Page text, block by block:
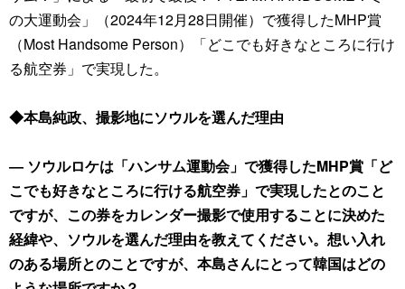
の大運動会」（2024年12月28日開催）で獲得したMHP賞
（Most Handsome Person）「どこでも好きなところに行け
る航空券」で実現した。
◆本島純政、撮影地にソウルを選んだ理由
― ソウルロケは「ハンサム運動会」で獲得したMHP賞「ど
こでも好きなところに行ける航空券」で実現したとのこと
ですが、この券をカレンダー撮影で使用することに決めた
経緯や、ソウルを選んだ理由を教えてください。想い入れ
のある場所とのことですが、本島さんにとって韓国はどの